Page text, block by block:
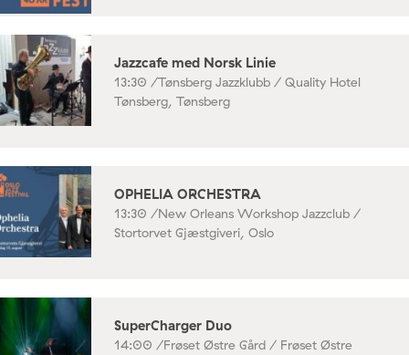
Jazzcafe med Norsk Linie
13:30 /Tønsberg Jazzklubb / Quality Hotel
Tønsberg, Tønsberg
OPHELIA ORCHESTRA
13:30 /New Orleans Workshop Jazzclub /
Stortorvet Gjæstgiveri, Oslo
SuperCharger Duo
14:00 /Frøset Østre Gård / Frøset Østre